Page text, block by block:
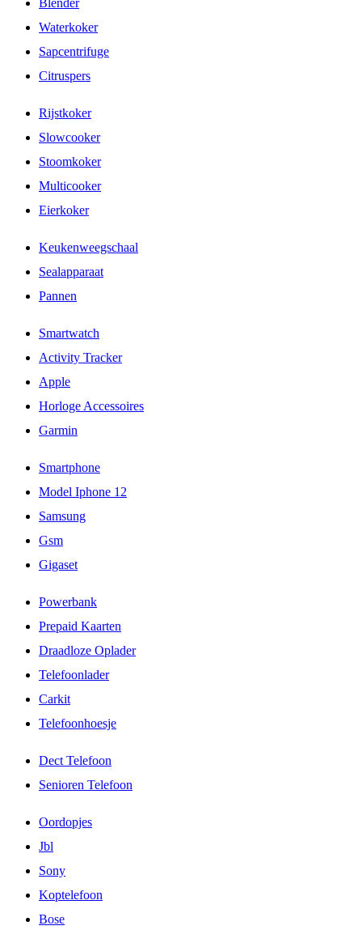
Blender
Waterkoker
Sapcentrifuge
Citruspers
Rijstkoker
Slowcooker
Stoomkoker
Multicooker
Eierkoker
Keukenweegschaal
Sealapparaat
Pannen
Smartwatch
Activity Tracker
Apple
Horloge Accessoires
Garmin
Smartphone
Model Iphone 12
Samsung
Gsm
Gigaset
Powerbank
Prepaid Kaarten
Draadloze Oplader
Telefoonlader
Carkit
Telefoonhoesje
Dect Telefoon
Senioren Telefoon
Oordopjes
Jbl
Sony
Koptelefoon
Bose